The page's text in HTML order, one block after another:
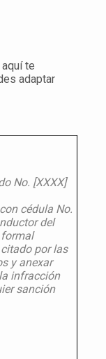
te
adaptar
No. [XXXX]
cédula No.
del
formal
por las
y anexar
infracción
sanción